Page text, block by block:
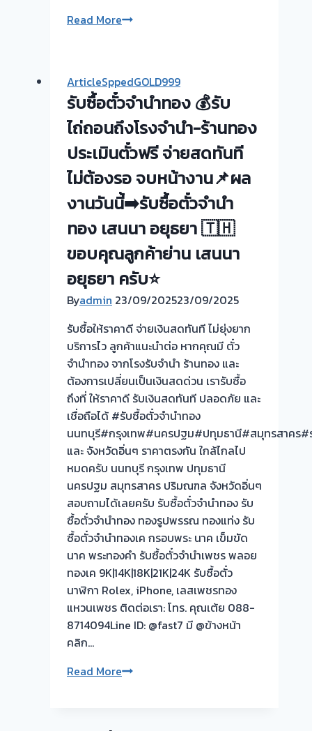
Read Moreรับ
ทอง
💰
รับ
ไถ่ถอน
ถึง
โรง
จำนำ-
ร้าน
ทอง
ประเมิน
ตั๋ว
ฟรี
จ่าย
ทันที
ไม่
ต้อง
รอ
จบ
หน้า
งาน
📌
ผล
งาน
วัน
นี้➡️รับ
ซื้อ
ตั่ว
จำนำ
ทอง
บาง
ม่วง
ArticleSppedGOLD999
รับซื้อตั๋วจำนำทอง 💰รับ
ไถ่ถอนถึงโรงจำนำ-ร้านทอง
ประเมินตั๋วฟรี จ่ายสดทันที
ไม่ต้องรอ จบหน้างาน📌ผล
งานวันนี้➡️รับซื้อตั๋วจำนำ
ทอง เสนนา อยุธยา 🇹🇭
ขอบคุณลูกค้าย่าน เสนนา
อยุธยา ครับ⭐
Byadmin 23/09/202523/09/2025
รับซื้อให้ราคาดี จ่ายเงินสดทันที ไม่ยุ่งยาก
บริการไว ลูกค้าแนะนำต่อ หากคุณมี ตั๋ว
จำนำทอง จากโรงรับจำนำ ร้านทอง และ
ต้องการเปลี่ยนเป็นเงินสดด่วน เรารับซื้อ
ถึงที่ ให้ราคาดี รับเงินสดทันที ปลอดภัย และ
เชื่อถือได้ #รับซื้อตั๋วจำนำทอง
นนทบุรี#กรุงเทพ#นครปฐม#ปทุมธานี#สมุทรสาคร#
และ จังหวัดอิ่นๆ ราคาตรงกัน ใกล้ไกลไป
หมดครับ นนทบุรี กรุงเทพ ปทุมธานี
นครปฐม สมุทรสาคร ปริมณฑล จังหวัดอิ่นๆ
สอบถามได้เลยครับ รับซื้อตั๋วจำนำทอง รับ
ซื้อตั๋วจำนำทอง ทองรูปพรรณ ทองแท่ง รับ
ซื้อตั๋วจำนำทองเค กรอบพระ นาค เข็มขัด
นาค พระทองคำ รับซื้อตั๋วจำนำเพชร พลอย
ทองเค 9K|14K|18K|21K|24K รับซื้อตั๋ว
นาฬิกา Rolex, iPhone, เลสเพชรทอง
แหวนเพชร ติดต่อเรา: โทร. คุณเต้ย 088-
8714094Line ID: @fast7 มี @ข้างหน้า
คลิก…
Read Moreรับ